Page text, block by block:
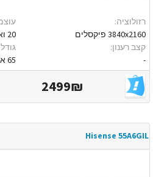
רזולוציה:
3840x2160 פיקסלים
קצב רענון:
-
20 ואט
65 אינץ'
2499₪
Hisense 55A6GIL